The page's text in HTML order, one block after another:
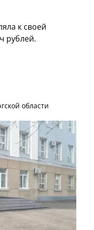
к своей
рублей.
области